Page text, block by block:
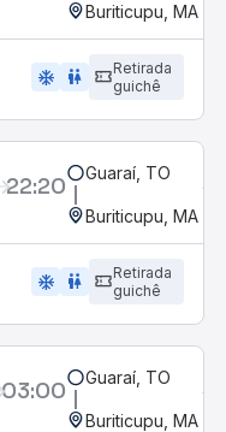
Buriticupu, MA
ac_unit wc
Retirada
guichê
22:20 Guaraí, TO
Buriticupu, MA
ac_unit wc
Retirada
guichê
03:00 Guaraí, TO
Buriticupu, MA